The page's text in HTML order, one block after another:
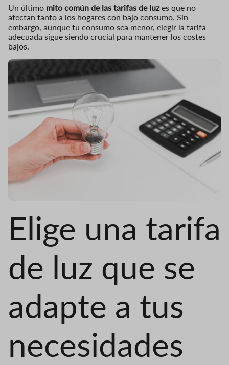
Un último mito común de las tarifas de luzes que no
afectan tanto a los hogares con bajo consumo. Sin
embargo, aunque tu consumo sea menor, elegir la tarifa
adecuada sigue siendo crucial para mantener los costes
bajos.
Elige una tarifa
de luz que se
adapte a tus
necesidades